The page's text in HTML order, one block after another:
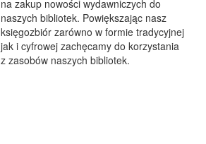
na zakup nowości wydawniczych do
naszych bibliotek. Powiększając nasz
księgozbiór zarówno w formie tradycyjnej
jak i cyfrowej zachęcamy do korzystania
z zasobów naszych bibliotek.